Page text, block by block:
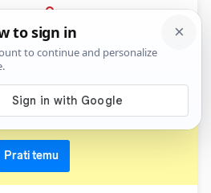
PRIJAVA
čitanje
Prati temu